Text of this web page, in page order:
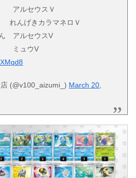
ルセウスＶ
んげきカラマネロＶ
アルセウスV
ミュウV
(@v100_aizumi_) March 20,